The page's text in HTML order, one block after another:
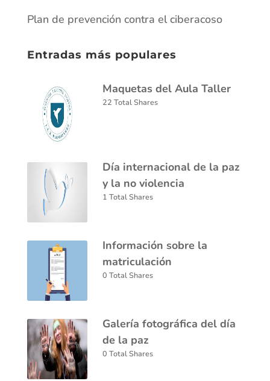
Plan de prevención contra el ciberacoso
Entradas más populares
Maquetas del Aula Taller
22 Total Shares
Día internacional de la paz
y la no violencia
1 Total Shares
Información sobre la
matriculación
0 Total Shares
Galería fotográfica del día
de la paz
0 Total Shares